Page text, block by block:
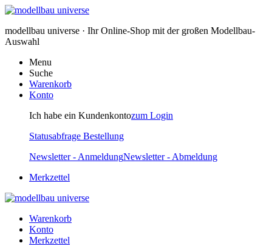
modellbau universe · Ihr Online-Shop mit der großen Modellbau-
Auswahl
Menu
Suche
Warenkorb
Konto
Ich habe ein Kundenkontozum Login
Statusabfrage Bestellung
Newsletter - AnmeldungNewsletter - Abmeldung
Merkzettel
Warenkorb
Konto
Merkzettel